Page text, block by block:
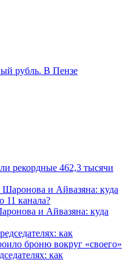
рубль. В Пензе
рекордные 462,3 тысячи
и Айвазяна: куда
как